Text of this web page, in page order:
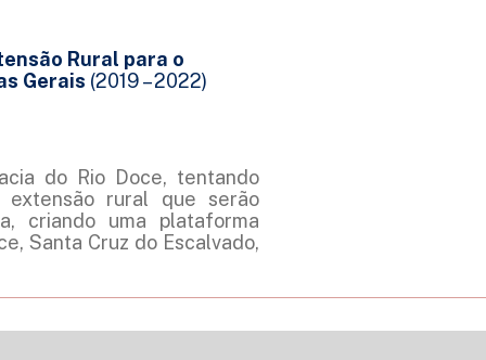
Rural para o
Gerais (2019 – 2022)
do Rio Doce, tentando
rural que serão
criando uma plataforma
Santa Cruz do Escalvado,